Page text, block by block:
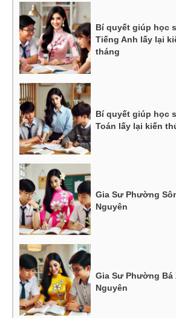
Bí quyết giúp học
Tiếng Anh lấy lại
tháng
Bí quyết giúp học
Toán lấy lại kiến
Gia Sư Phường
Nguyên
Gia Sư Phường Bá
Nguyên